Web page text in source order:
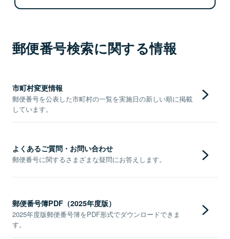
郵便番号検索に関する情報
市町村変更情報
郵便番号を公表した市町村の一覧を実施日の新しい順に掲載
しています。
よくあるご質問・お問い合わせ
郵便番号に関するさまざまな疑問にお答えします。
郵便番号簿PDF（2025年度版）
2025年度版郵便番号簿をPDF形式でダウンロードできま
す。